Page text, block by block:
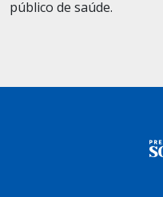
público de saúde.